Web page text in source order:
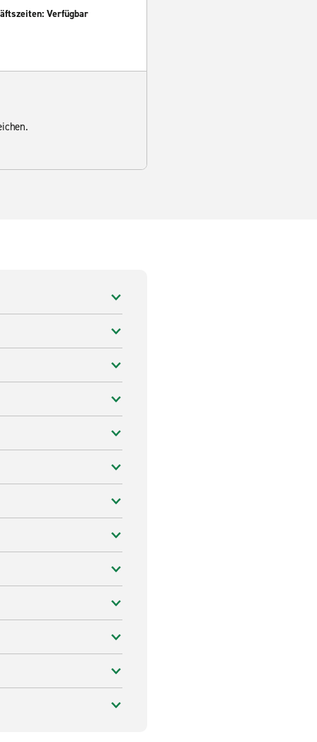
Verfügbar